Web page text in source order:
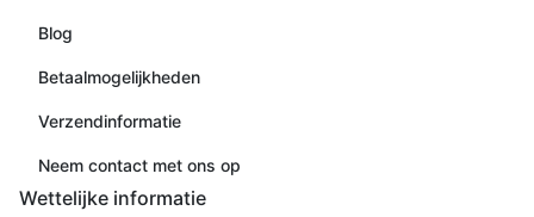
Blog
Betaalmogelijkheden
Verzendinformatie
Neem contact met ons op
Wettelijke informatie